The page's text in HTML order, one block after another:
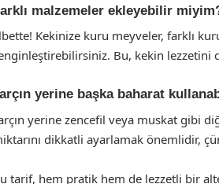
malzemeler ekleyebilir
Kekinize kuru meyveler, farklı
Bu, kekin lezzetini
yerine başka baharat
yerine zencefil veya muskat gibi
dikkatli ayarlamak önemlidir,
tarif, hem pratik hem de lezzetli bir